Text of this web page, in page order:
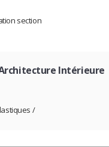
section
Intérieure
/